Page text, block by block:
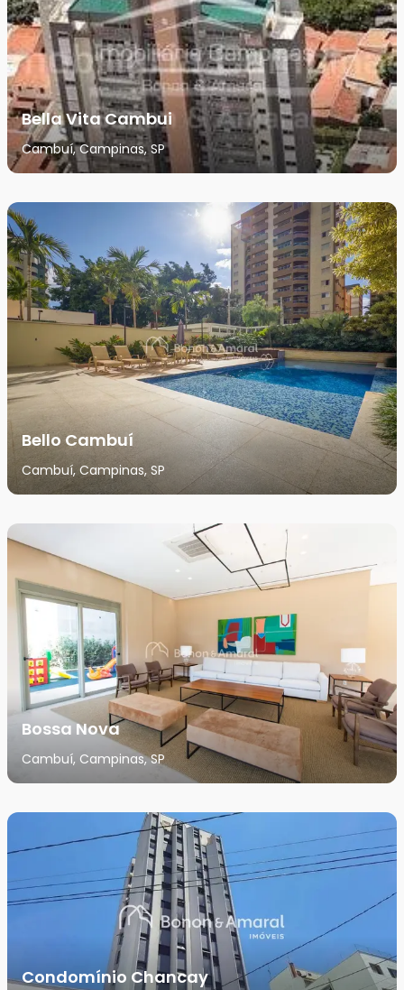
Bella Vita Cambui
Cambuí, Campinas, SP
Bello Cambuí
Cambuí, Campinas, SP
Bossa Nova
Cambuí, Campinas, SP
Condomínio Chancay